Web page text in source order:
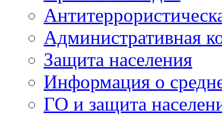
Административная
Защита населения
Информация о
ГО и защита